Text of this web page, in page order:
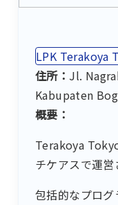
LPK Terakoya
住所： Jl.
Kabupaten
概要：
Terakoya
チケアスで運営
包括的なプロ